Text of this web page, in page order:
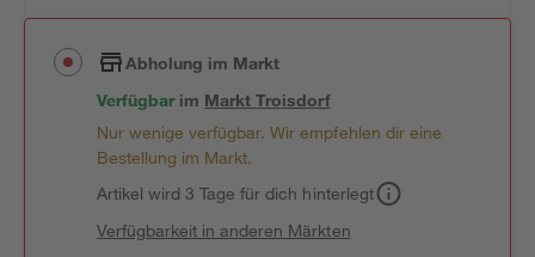
Abholung im Markt
Verfügbar im MarktTroisdorf
Nur wenige verfügbar. Wir empfehlen dir eine
Bestellung im Markt.
Artikel wird 3 Tage für dich hinterlegt
Verfügbarkeit in anderen Märkten